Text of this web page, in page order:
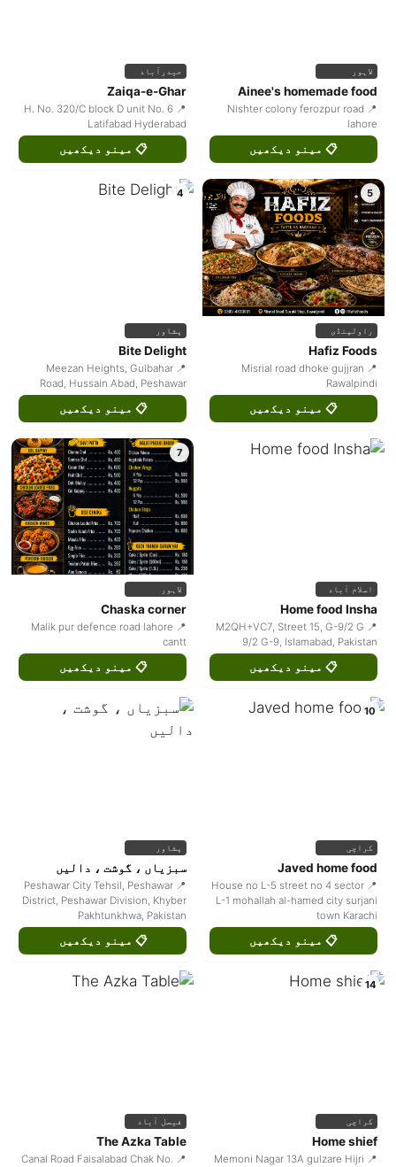
لاہور
Ainee's homemade food
📍 Nishter colony ferozpur road
lahore
📋 مینو دیکھیں
حیدرآباد
Zaiqa-e-Ghar
📍 H. No. 320/C block D unit No. 6
Latifabad Hyderabad
📋 مینو دیکھیں
5
راولپنڈی
Hafiz Foods
📍 Misrial road dhoke gujjran
Rawalpindi
📋 مینو دیکھیں
4
پشاور
Bite Delight
📍 Meezan Heights, Gulbahar
Road, Hussain Abad, Peshawar
📋 مینو دیکھیں
اسلام آباد
Home food Insha
📍 M2QH+VC7, Street 15, G-9/2 G
9/2 G-9, Islamabad, Pakistan
📋 مینو دیکھیں
7
لاہور
Chaska corner
📍 Malik pur defence road lahore
cantt
📋 مینو دیکھیں
10
کراچی
Javed home food
📍 House no L-5 street no 4 sector
L-1 mohallah al-hamed city surjani
town Karachi
📋 مینو دیکھیں
پشاور
سبزیاں ، گوشت ، دالیں
📍 Peshawar City Tehsil, Peshawar
District, Peshawar Division, Khyber
Pakhtunkhwa, Pakistan
📋 مینو دیکھیں
14
کراچی
Home shief
📍 Memoni Nagar 13A gulzare Hijri
فیصل آباد
The Azka Table
📍 Canal Road Faisalabad Chak No.